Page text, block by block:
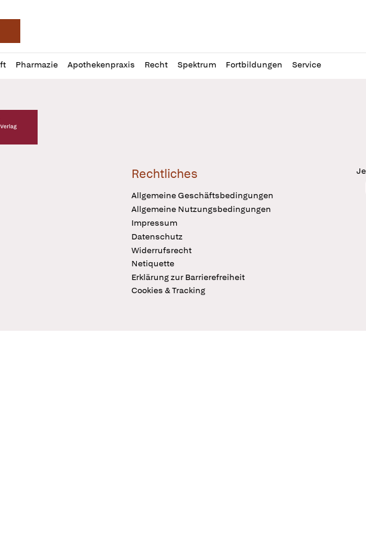
Pharmazie Apothekenpraxis Recht Spektrum Fortbildungen Service
Verlag Logo
Rechtliches
Allgemeine Geschäftsbedingungen
Allgemeine Nutzungsbedingungen
Impressum
Datenschutz
Widerrufsrecht
Netiquette
Erklärung zur Barrierefreiheit
Cookies & Tracking